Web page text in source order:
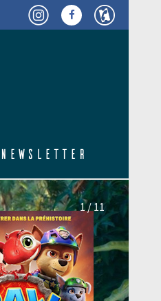
Newsletter
DE
2 / 11